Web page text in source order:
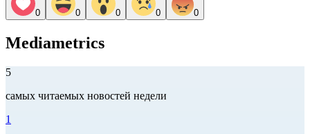
0 0 0 0 0
Mediametrics
5
самых читаемых новостей недели
1